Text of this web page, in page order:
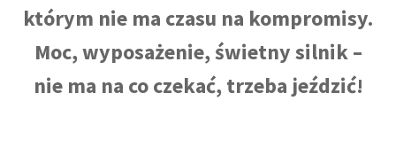
którym nie ma czasu na kompromisy.
Moc, wyposażenie, świetny silnik –
nie ma na co czekać, trzeba jeździć!